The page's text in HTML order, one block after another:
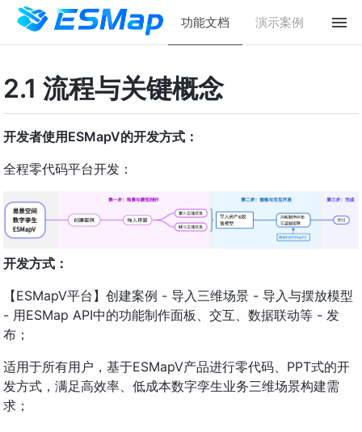
功能文档 演示案例
2.1 流程与关键概念
开发者使用ESMapV的开发方式：
全程零代码平台开发：
开发方式：
【ESMapV平台】创建案例 - 导入三维场景 - 导入与摆放模型
- 用ESMap API中的功能制作面板、交互、数据联动等 - 发
布；
适用于所有用户，基于ESMapV产品进行零代码、PPT式的开
发方式，满足高效率、低成本数字孪生业务三维场景构建需
求；